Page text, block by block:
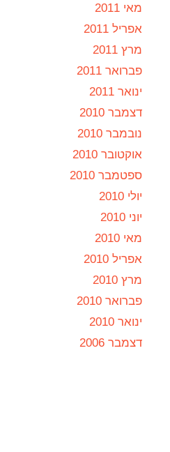
מאי 2011
אפריל 2011
מרץ 2011
פברואר 2011
ינואר 2011
דצמבר 2010
נובמבר 2010
אוקטובר 2010
ספטמבר 2010
יולי 2010
יוני 2010
מאי 2010
אפריל 2010
מרץ 2010
פברואר 2010
ינואר 2010
דצמבר 2006